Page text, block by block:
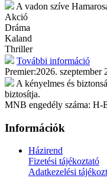
A vadon szíve
Akció
Dráma
Kaland
Thriller
További információ
Premier:2026. szeptember
A kényelmes és
biztosítja.
MNB engedély száma: H-
Információk
Házirend
Fizetési tájékoztató
Adatkezelési